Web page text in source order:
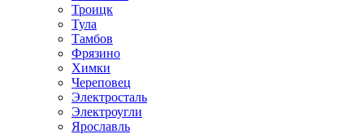
Троицк
Тула
Тамбов
Фрязино
Химки
Череповец
Электросталь
Электроугли
Ярославль